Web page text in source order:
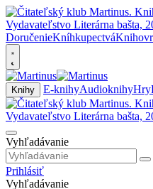
DoručenieKníhkupectvá
Knihy E-knihyAudioknihyHry
Vyhľadávanie
Prihlásiť
Vyhľadávanie